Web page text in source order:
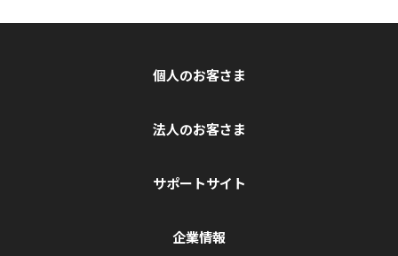
個人のお客さま
法人のお客さま
サポートサイト
企業情報